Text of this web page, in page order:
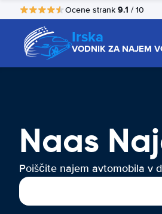
Ocene strank 9.1 / 10
Irska
VODNIK ZA NAJEM
Naas
Poiščite najem avtomobila v